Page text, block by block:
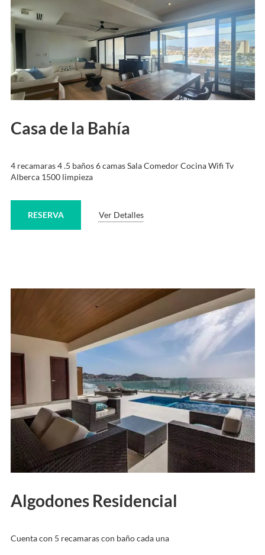
Casa de la Bahía
4 recamaras 4 .5 baños 6 camas Sala Comedor Cocina Wifi Tv
Alberca 1500 limpieza
Ver Detalles
RESERVA
Algodones Residencial
Cuenta con 5 recamaras con baño cada una